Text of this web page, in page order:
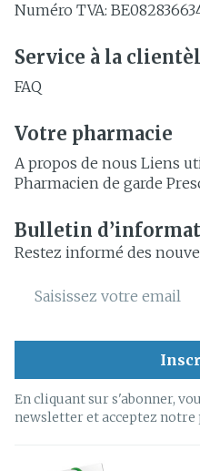
Numéro TVA:
Service à la
FAQ
Votre pharmacie
A propos de nous Liens
Pharmacien de garde
Bulletin
Restez informé des
Adresse mail
En cliquant sur s'abonner,
newsletter et acceptez notre